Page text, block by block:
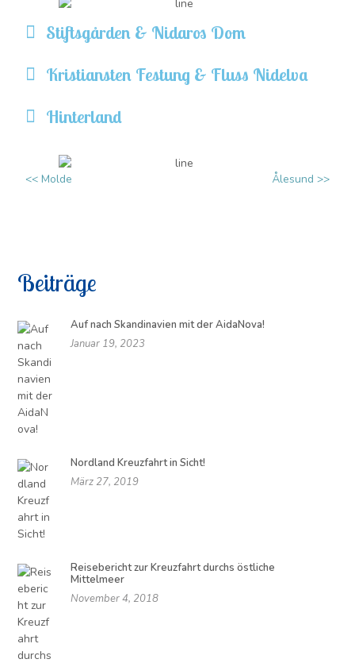
Stiftsgården & Nidaros Dom
Kristiansten Festung & Fluss Nidelva
Hinterland
<< Molde Ålesund >>
Beiträge
Auf nach Skandinavien mit der AidaNova!
Januar 19, 2023
Nordland Kreuzfahrt in Sicht!
März 27, 2019
Reisebericht zur Kreuzfahrt durchs östliche
Mittelmeer
November 4, 2018